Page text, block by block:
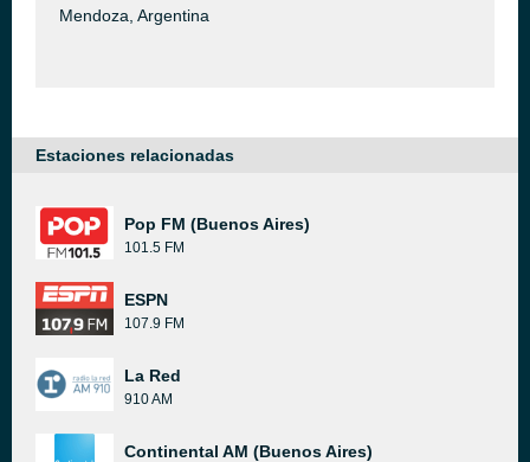
Mendoza, Argentina
Estaciones relacionadas
Pop FM (Buenos Aires)
101.5 FM
ESPN
107.9 FM
La Red
910 AM
Continental AM (Buenos Aires)